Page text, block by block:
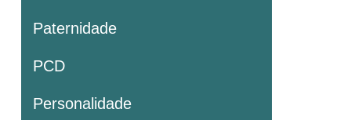
Paternidade
PCD
Personalidade